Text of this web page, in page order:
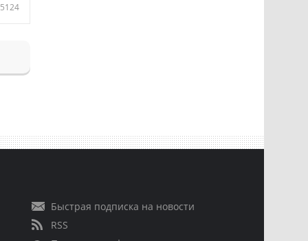
5124
Быстрая подписка на новости
RSS